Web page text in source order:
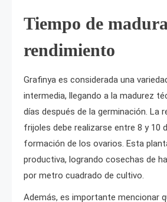
Tiempo de
rendimiento
Grafinya es considerada una
intermedia, llegando a la madurez
días después de la germinación. La
frijoles debe realizarse entre 8 y 10
formación de los ovarios. Esta
productiva, logrando cosechas de
por metro cuadrado de cultivo.
Además, es importante mencionar